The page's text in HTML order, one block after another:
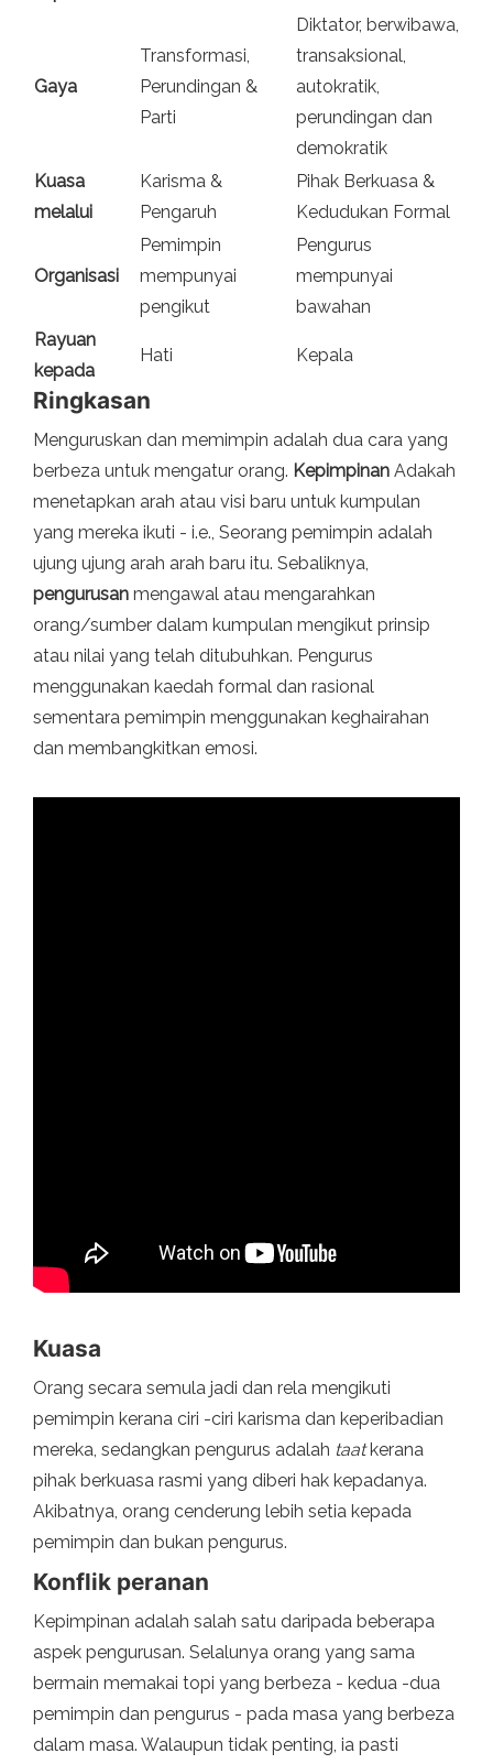
Gaya
Transformasi,
Perundingan &
Parti
Diktator, berwibawa,
transaksional,
autokratik,
perundingan dan
demokratik
Kuasa
melalui
Karisma &
Pengaruh
Pihak Berkuasa &
Kedudukan Formal
Organisasi
Pemimpin
mempunyai
pengikut
Pengurus
mempunyai
bawahan
Rayuan
kepada
Hati Kepala
Ringkasan
Menguruskan dan memimpin adalah dua cara yang
berbeza untuk mengatur orang. Kepimpinan Adakah
menetapkan arah atau visi baru untuk kumpulan
yang mereka ikuti - i.e., Seorang pemimpin adalah
ujung ujung arah arah baru itu. Sebaliknya,
pengurusan mengawal atau mengarahkan
orang/sumber dalam kumpulan mengikut prinsip
atau nilai yang telah ditubuhkan. Pengurus
menggunakan kaedah formal dan rasional
sementara pemimpin menggunakan keghairahan
dan membangkitkan emosi.
Kuasa
Orang secara semula jadi dan rela mengikuti
pemimpin kerana ciri -ciri karisma dan keperibadian
mereka, sedangkan pengurus adalah taatkerana
pihak berkuasa rasmi yang diberi hak kepadanya.
Akibatnya, orang cenderung lebih setia kepada
pemimpin dan bukan pengurus.
Konflik peranan
Kepimpinan adalah salah satu daripada beberapa
aspek pengurusan. Selalunya orang yang sama
bermain memakai topi yang berbeza - kedua -dua
pemimpin dan pengurus - pada masa yang berbeza
dalam masa. Walaupun tidak penting, ia pasti